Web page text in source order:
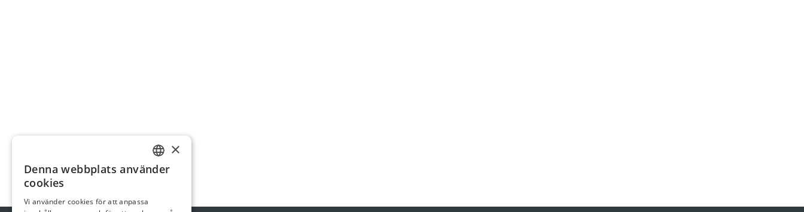
SWEDISH
×
Denna webbplats använder
cookies
Vi använder cookies för att anpassa